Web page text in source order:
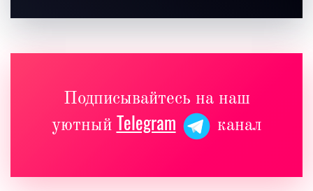
Подписывайтесь на наш
уютный Telegram канал